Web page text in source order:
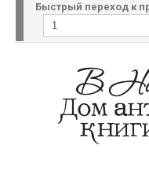
Быстрый переход к